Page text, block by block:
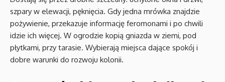
szpary w elewacji, pęknięcia. Gdy jedna mrówka znajdzie
pożywienie, przekazuje informację feromonami i po chwili
idzie ich więcej. W ogrodzie kopią gniazda w ziemi, pod
płytkami, przy tarasie. Wybierają miejsca dające spokój i
dobre warunki do rozwoju kolonii.